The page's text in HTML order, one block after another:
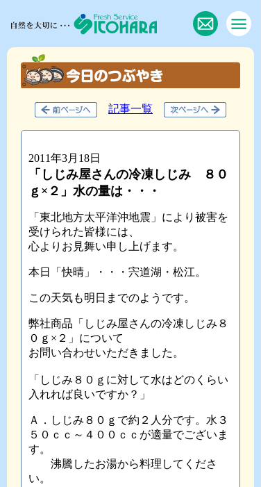
記事一覧
2011年3月18日
「しじみ屋さんの冷凍しじみ ８０
ｇ×２」水の量は・・・
「東北地方太平洋沖地震」により被害を
受けられた皆様には、
心よりお見舞い申し上げます。
本日「快晴」・・・宍道湖・松江。
この天気も明日までのようです。
弊社商品「しじみ屋さんの冷凍しじみ８
０ｇ×２」について
お問い合わせいただきました。
「しじみ８０ｇに対して水はどのくらい
入れれば良いですか？」
Ａ．しじみ８０ｇで約２人分です。水３
５０ｃｃ～４００ｃｃが適量でございま
す。
沸騰したお湯から料理してくださ
い。